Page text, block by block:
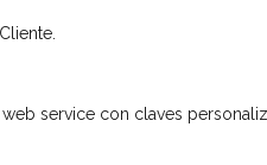
service con claves